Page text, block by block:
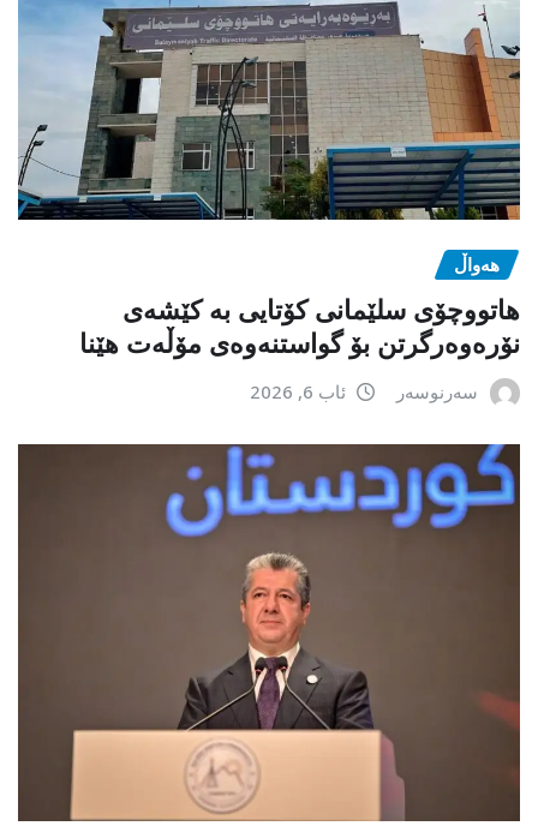
هەواڵ
هاتووچۆی سلێمانی کۆتایی بە کێشەی
نۆرەوەرگرتن بۆ گواستنەوەی مۆڵەت هێنا
سەرنوسەر ئاب 6, 2026